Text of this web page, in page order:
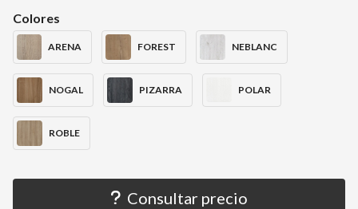
Colores
ARENA FOREST NEBLANC
NOGAL PIZARRA POLAR
ROBLE
Consultar precio